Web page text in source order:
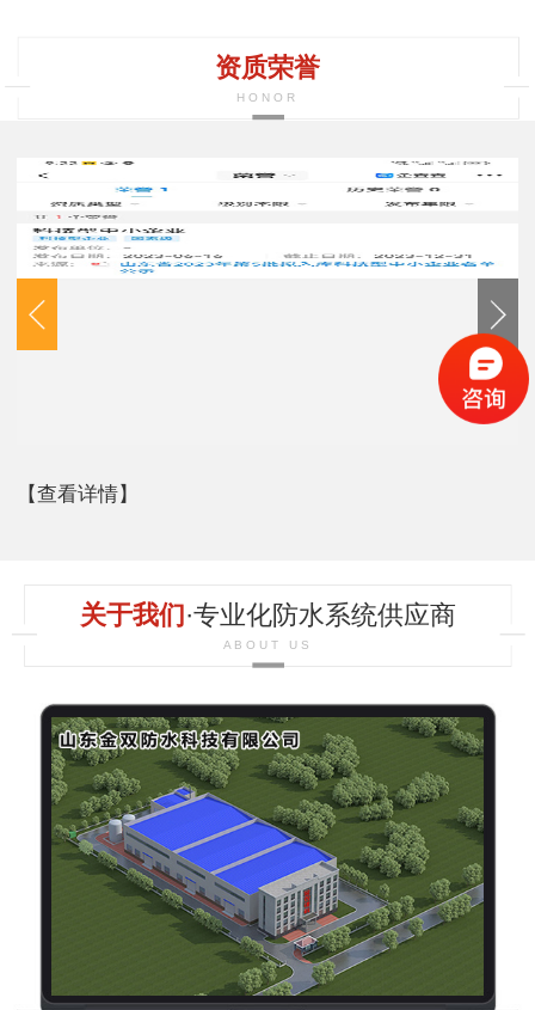
资质荣誉
HONOR
【查看详情】
关于我们 ·专业化防水系统供应商
ABOUT US